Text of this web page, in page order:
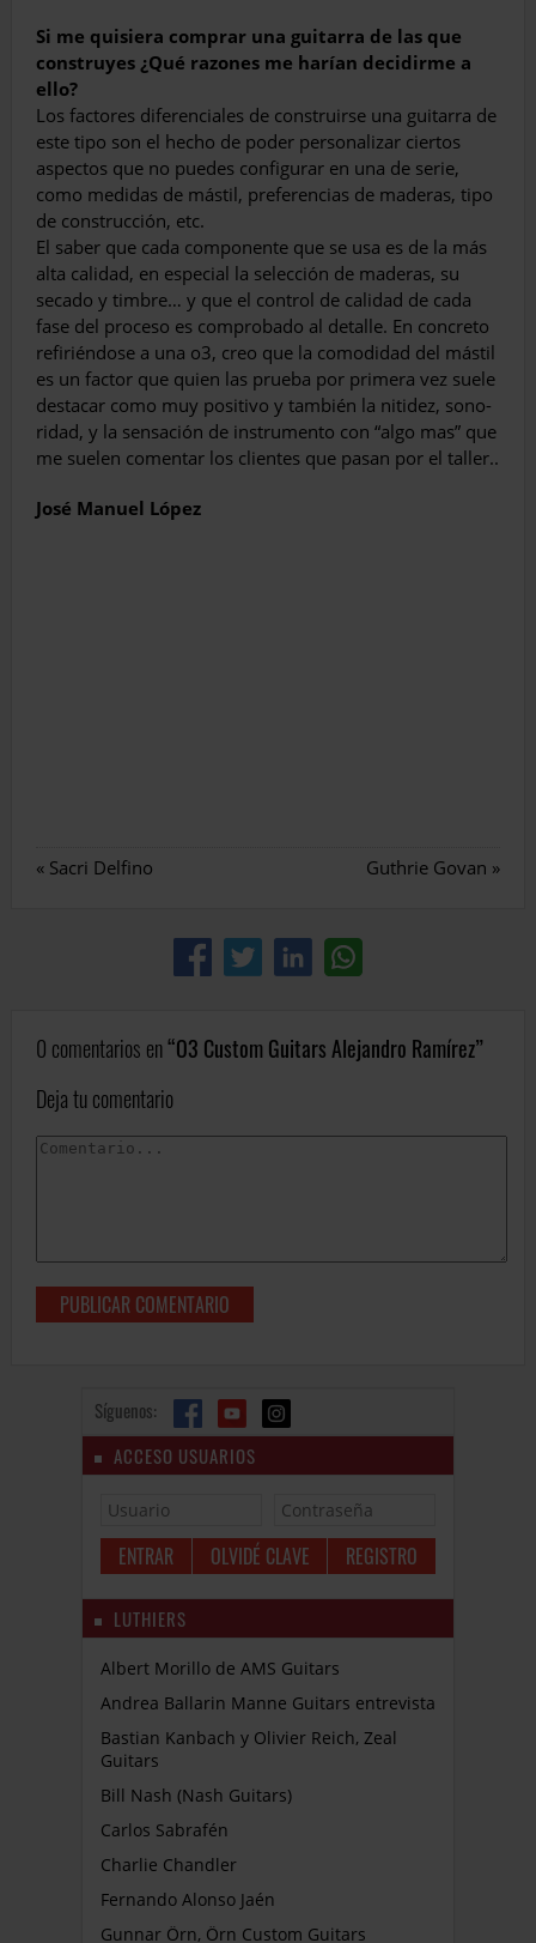
Si me quisiera comprar una guitarra de las que
construyes ¿Qué razones me harían decidirme a
ello?
Los factores diferenciales de construirse una guitarra de
este tipo son el hecho de poder personalizar ciertos
aspectos que no puedes configurar en una de serie,
como medidas de mástil, preferencias de maderas, tipo
de cons­trucción, etc.
El saber que cada componente que se usa es de la más
alta calidad, en especial la selec­ción de maderas, su
secado y timbre… y que el control de calidad de cada
fase del proceso es comprobado al detalle. En concreto
refiriéndose a una o3, creo que la comodidad del mástil
es un factor que quien las prueba por primera vez suele
destacar como muy positivo y también la nitidez, sono­
ridad, y la sensación de instrumento con “algo mas” que
me suelen comentar los clientes que pasan por el taller..
José Manuel López
« Sacri Delfino Guthrie Govan »
0 comentarios en O3 Custom Guitars Alejandro Ramírez
Deja tu comentario
Síguenos:
ACCESO USUARIOS
OLVIDÉ CLAVE REGISTRO
LUTHIERS
Albert Morillo de AMS Guitars
Andrea Ballarin Manne Guitars entrevista
Bastian Kanbach y Olivier Reich, Zeal
Guitars
Bill Nash (Nash Guitars)
Carlos Sabrafén
Charlie Chandler
Fernando Alonso Jaén
Gunnar Örn, Örn Custom Guitars